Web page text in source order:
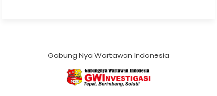
Gabung Nya Wartawan Indonesia